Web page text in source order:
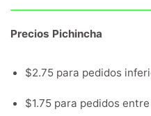
Precios Pichincha
$2.75 para pedidos
$1.75 para pedidos